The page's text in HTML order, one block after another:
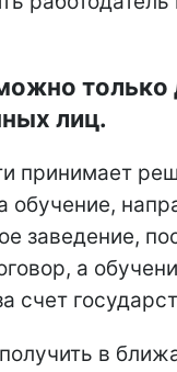
только
лиц.
принимает
обучение,
заведение,
а
счет
в